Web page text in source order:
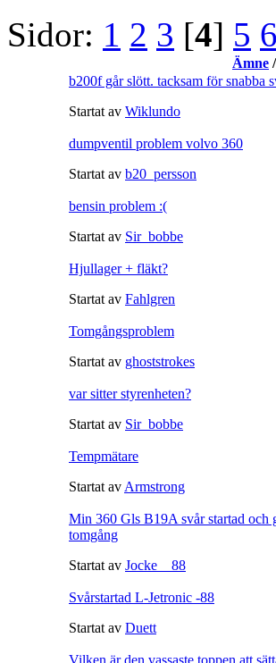
Sidor: 1 2 3 [4] 5 6
Ämne /
b200f går slött. tacksam för snabba
Startat av Wiklundo
dumpventil problem volvo 360
Startat av b20_persson
bensin problem :(
Startat av Sir_bobbe
Hjullager + fläkt?
Startat av Fahlgren
Tomgångsproblem
Startat av ghoststrokes
var sitter styrenheten?
Startat av Sir_bobbe
Tempmätare
Startat av Armstrong
Min 360 Gls B19A svår startad och
tomgång
Startat av Jocke__88
Svårstartad L-Jetronic -88
Startat av Duett
Vilken är den vassaste toppen att